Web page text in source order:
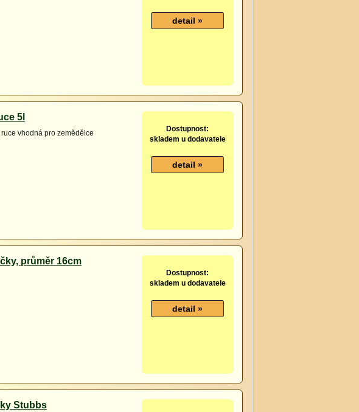
5l
vhodná pro zemědělce
Dostupnost:
skladem u dodavatele
průměr 16cm
Dostupnost:
skladem u dodavatele
Stubbs